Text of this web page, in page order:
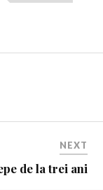
NEXT
de la trei ani